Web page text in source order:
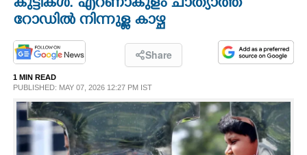
OPINION
PHOTOS
LIFESTYLE
SPIRITUAL
കുട്ടികൾ. എറണാകുളം ചാത്യാത്ത്
റോഡിൽ നിന്നുള്ള കാഴ്ച
Share
1 MIN READ
PUBLISHED: MAY 07, 2026 12:27 PM IST